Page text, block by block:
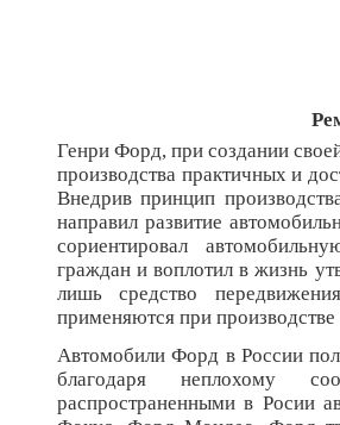
Генри Форд, при создании
производства практичных и
Внедрив принцип
направил развитие
сориентировал
граждан и воплотил в жизнь
лишь средство
применяются при
Автомобили Форд в России
благодаря неплохому
распространенными в Росии